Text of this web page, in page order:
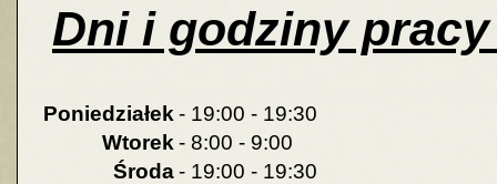
Dni i godziny
Poniedziałek - 19:00 - 19:30
Wtorek - 8:00 - 9:00
Środa- 19:00 - 19:30